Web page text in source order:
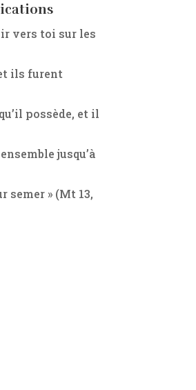
vers toi sur les
ils furent
possède, et il
jusqu’à
semer » (Mt 13,